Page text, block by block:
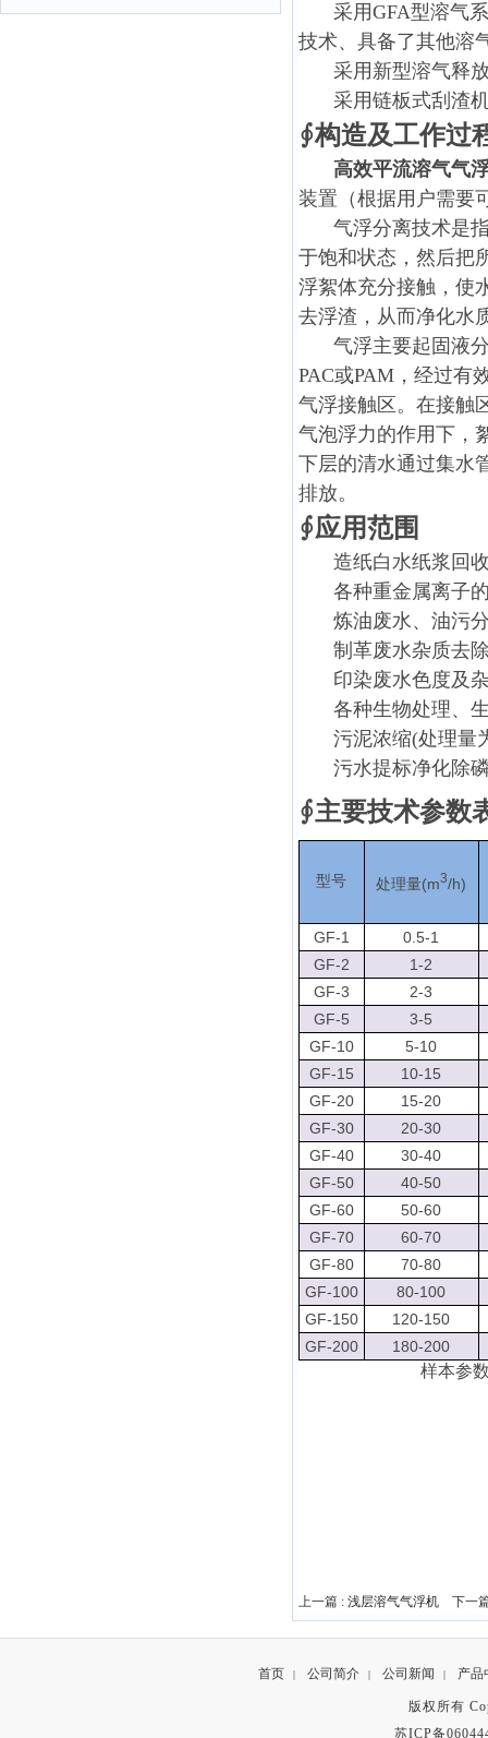
采用GFA型溶气
技术、具备了其他溶
采用新型溶气释
采用链板式刮渣
∮构造及工作过
高效平流溶气气
装置（根据用户需要
气浮分离技术是
于饱和状态，然后把
浮絮体充分接触，使
去浮渣，从而净化水
气浮主要起固液
PAC或PAM，经过有
气浮接触区。在接触
气泡浮力的作用下，
下层的清水通过集水
排放。
∮应用范围
造纸白水纸浆回
各种重金属离子
炼油废水、油污
制革废水杂质去
印染废水色度及
各种生物处理、
污泥浓缩(处理量
污水提标净化除
∮主要技术参数
型号 处理量(m3/h)
GF-1
0.5-1
GF-2
1-2
GF-3
2-3
GF-5
3-5
GF-10
5-10
GF-15
10-15
GF-20
15-20
GF-30
20-30
GF-40
30-40
GF-50
40-50
GF-60
50-60
GF-70
60-70
GF-80
70-80
GF-100
80-100
GF-150
120-150
GF-200
180-200
样本参
上一篇 : 浅层溶气气浮机 下一
首页 | 公司简介 | 公司新闻 | 产品
版权所有
苏ICP备